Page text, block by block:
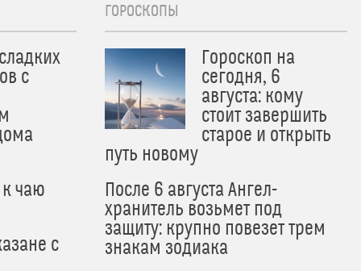
с
чаю
с
ГОРОСКОПЫ
Гороскоп на
сегодня, 6
августа: кому
стоит завершить
старое и открыть
путь новому
После 6 августа Ангел-
хранитель возьмет под
защиту: крупно повезет трем
знакам зодиака